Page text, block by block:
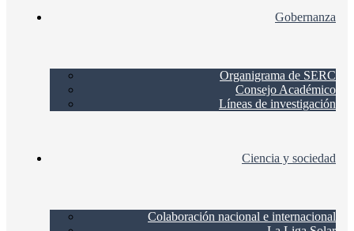
Gobernanza
Organigrama de SERC
Consejo Académico
Líneas de investigación
Ciencia y sociedad
Colaboración nacional e internacional